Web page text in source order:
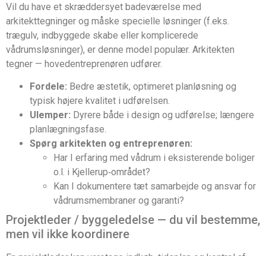
Vil du have et skræddersyet badeværelse med
arkitekttegninger og måske specielle løsninger (f.eks.
trægulv, indbyggede skabe eller komplicerede
vådrumsløsninger), er denne model populær. Arkitekten
tegner — hovedentreprenøren udfører.
Fordele: Bedre æstetik, optimeret planløsning og
typisk højere kvalitet i udførelsen.
Ulemper: Dyrere både i design og udførelse; længere
planlægningsfase.
Spørg arkitekten og entreprenøren:
Har I erfaring med vådrum i eksisterende boliger
o.l. i Kjellerup‑området?
Kan I dokumentere tæt samarbejde og ansvar for
vådrumsmembraner og garanti?
Projektleder / byggeledelse — du vil bestemme,
men vil ikke koordinere